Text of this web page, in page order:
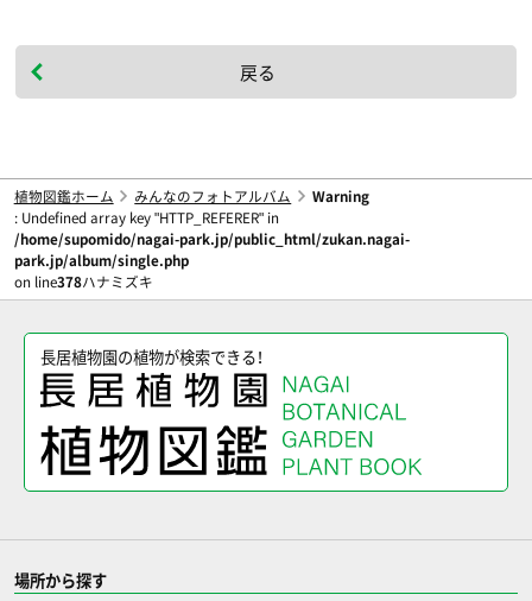
戻る
植物図鑑ホーム みんなのフォトアルバム
Warning
: Undefined array key "HTTP_REFERER" in
/home/supomido/nagai-park.jp/public_html/zukan.nagai-
park.jp/album/single.php
on line378ハナミズキ
長居植物園の植物が検索できる！
場所から探す